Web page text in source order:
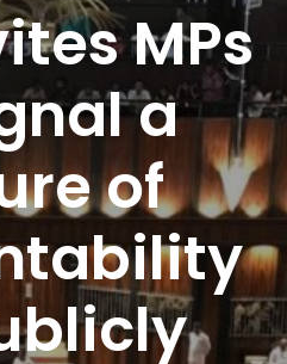
MPs
a
of